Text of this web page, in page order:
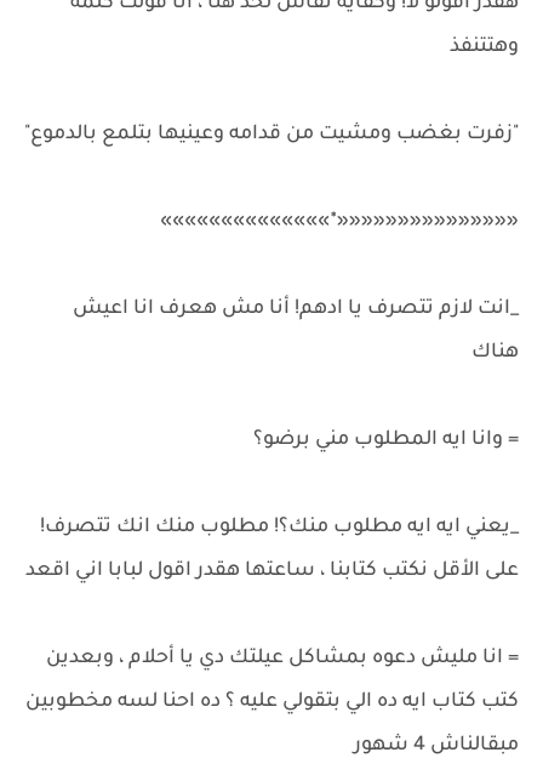
وهتتنفذ
"زفرت بغضب ومشيت من قدامه وعينيها بتلمع بالدموع"
«««««««««««««««٭»»»»»»»»»»»»»»
_انت لازم تتصرف يا ادهم! أنا مش هعرف انا اعيش
هناك
= وانا ايه المطلوب مني برضو؟
_يعني ايه ايه مطلوب منك؟! مطلوب منك انك تتصرف!
على الأقل نكتب كتابنا ، ساعتها هقدر اقول لبابا اني اقعد
= انا مليش دعوه بمشاكل عيلتك دي يا أحلام ، وبعدين
كتب كتاب ايه ده الي بتقولي عليه ؟ ده احنا لسه مخطوبين
مبقالناش 4 شهور